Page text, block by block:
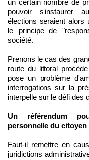
un certain nombre de
pouvoir s'instaurer
élections seraient alors
le principe de
société.
Prenons le cas des
route du littoral
pose un problème
interrogations sur la
interpelle sur le défi des
Un référendum
personnelle du citoyen
Faut-il remettre en
juridictions